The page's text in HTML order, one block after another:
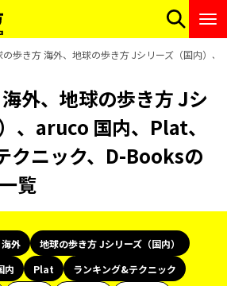
の歩き方 海外、地球の歩き方 Jシリーズ（国内）
外、地球の歩き方 Jシ
、aruco 国内、Plat、
クニック、D-Booksの
覧
外
地球の歩き方 Jシリーズ（国内）
内 Plat
ランキング&テクニック